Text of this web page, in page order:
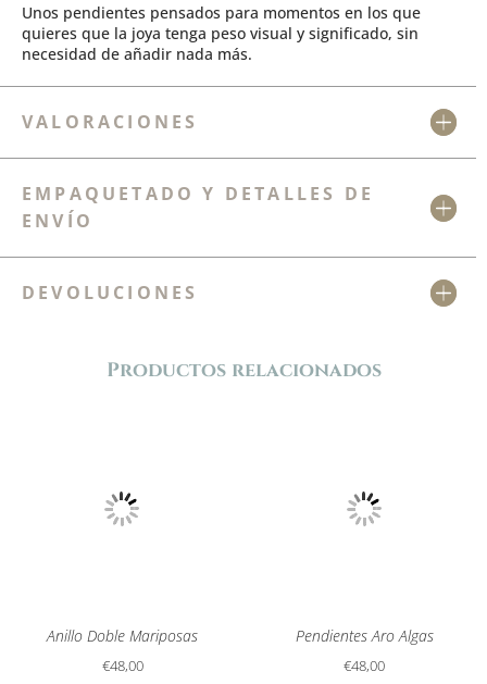
Unos pendientes pensados para momentos en los que
quieres que la joya tenga peso visual y significado, sin
necesidad de añadir nada más.
VALORACIONES
EMPAQUETADO Y DETALLES DE
ENVÍO
DEVOLUCIONES
Productos relacionados
Anillo Doble Mariposas
€48,00
Pendientes Aro Algas
€48,00